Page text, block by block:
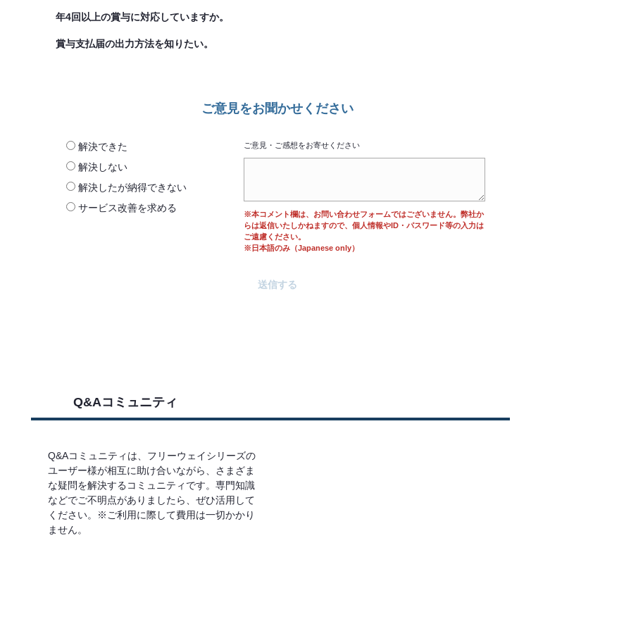
年4回以上の賞与に対応していますか。
賞与支払届の出力方法を知りたい。
ご意見をお聞かせください
解決できた
解決しない
解決したが納得できない
サービス改善を求める
ご意見・ご感想をお寄せください
※本コメント欄は、お問い合わせフォームではございません。弊社か
らは返信いたしかねますので、個人情報やID・パスワード等の入力は
ご遠慮ください。
※日本語のみ（Japanese only）
Q&Aコミュニティ
Q&Aコミュニティは、フリーウェイシリーズの
ユーザー様が相互に助け合いながら、さまざま
な疑問を解決するコミュニティです。専門知識
などでご不明点がありましたら、ぜひ活用して
ください。※ご利用に際して費用は一切かかり
ません。